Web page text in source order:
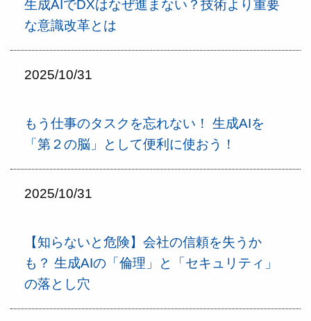
生成AIでDXはなぜ進まない？技術より重要
な意識改革とは
2025/10/31
もう仕事のタスクを忘れない！ 生成AIを
「第２の脳」として便利に使おう！
2025/10/31
【知らないと危険】会社の信頼を失うか
も？ 生成AIの「倫理」と「セキュリティ」
の落とし穴